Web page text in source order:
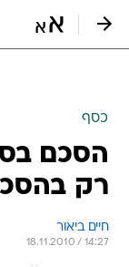
כסף
הסכם
רק
חיים ביאור
18.11.2010 / 14:27